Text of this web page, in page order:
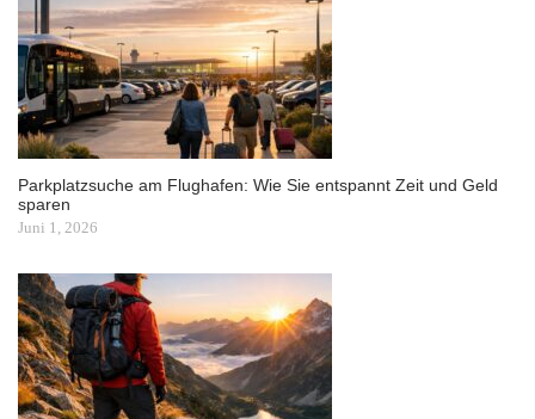
Parkplatzsuche am Flughafen: Wie Sie entspannt Zeit und Geld
sparen
Juni 1, 2026